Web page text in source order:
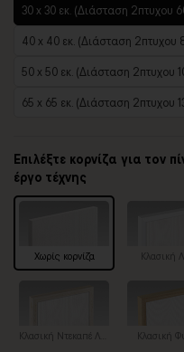
30 x 30 εκ. (Διάσταση 2πτυχου
40 x 40 εκ. (Διάσταση 2πτυχου
50 x 50 εκ. (Διάσταση 2πτυχου
65 x 65 εκ. (Διάσταση 2πτυχου
Επιλέξτε κορνίζα για τον
έργο τέχνης
Χωρίς κορνίζα Κλασική
Κλασική